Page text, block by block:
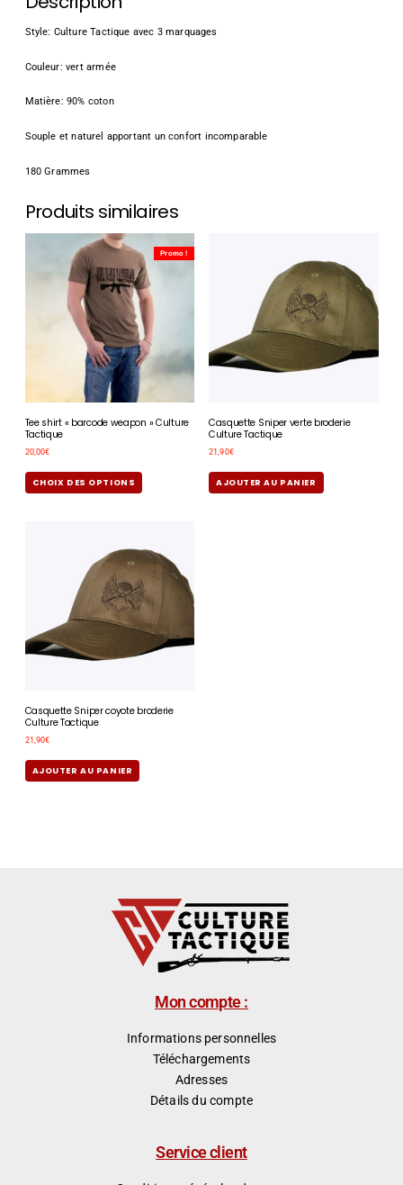
Style: Culture Tactique avec 3 marquages
Couleur: vert armée
Matière: 90% coton
Souple et naturel apportant un confort incomparable
180 Grammes
Produits similaires
Promo !
Tee shirt « barcode weapon » Culture
Tactique
20,00€
CHOIX DES OPTIONS
Casquette Sniper verte broderie
Culture Tactique
21,90€
AJOUTER AU PANIER
Casquette Sniper coyote broderie
Culture Tactique
21,90€
AJOUTER AU PANIER
Mon compte :
Informations personnelles
Téléchargements
Adresses
Détails du compte
Service client